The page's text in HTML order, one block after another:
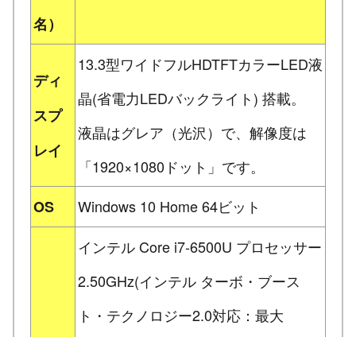
名）
ディ
スプ
レイ
13.3型ワイドフルHDTFTカラーLED液
晶(省電力LEDバックライト) 搭載。
液晶はグレア（光沢）で、解像度は
「1920×1080ドット」です。
OS
Windows 10 Home 64ビット
インテル Core i7-6500U プロセッサー
2.50GHz(インテル ターボ・ブース
ト・テクノロジー2.0対応：最大